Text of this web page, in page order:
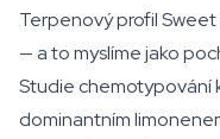
Terpenový profil
— a to myslíme jako
Studie chemotypování
dominantním